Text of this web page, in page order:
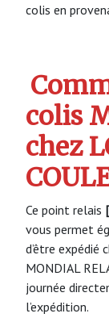
colis en
colis
chez
Ce point relais
vous permet
d’être expédié
MONDIAL
journée
l’expédition.